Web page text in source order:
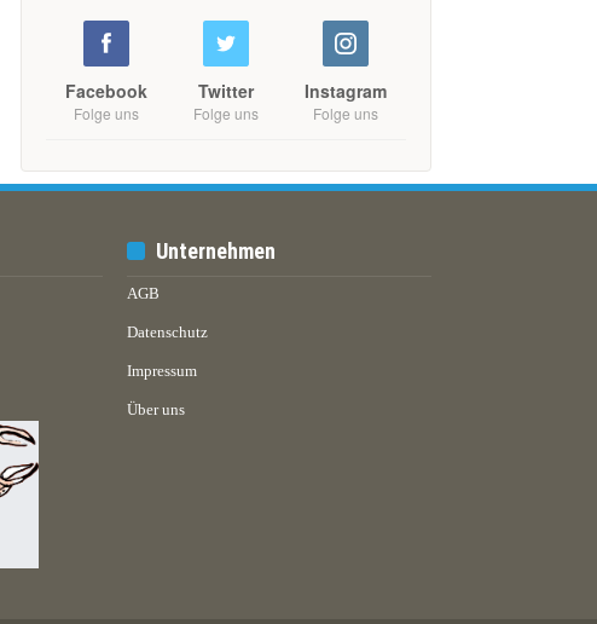
Facebook
Folge uns
Twitter
Folge uns
Instagram
Folge uns
Unternehmen
AGB
Datenschutz
Impressum
Über uns